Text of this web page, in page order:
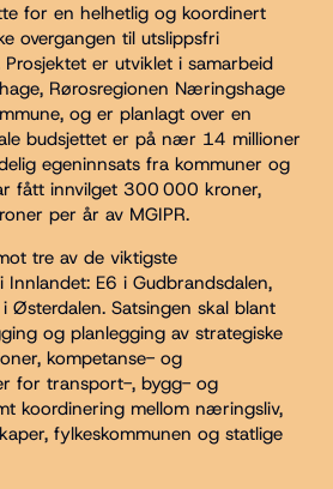
for en helhetlig og koordinert
overgangen til utslippsfri
er utviklet i samarbeid
Rørosregionen Næringshage
og er planlagt over en
budsjettet er på nær 14 millioner
egeninnsats fra kommuner og
fått innvilget 300 000 kroner,
per år av MGIPR.
tre av de viktigste
E6 i Gudbrandsdalen,
Østerdalen. Satsingen skal blant
og planlegging av strategiske
kompetanse- og
for transport-, bygg- og
koordinering mellom næringsliv,
fylkeskommunen og statlige